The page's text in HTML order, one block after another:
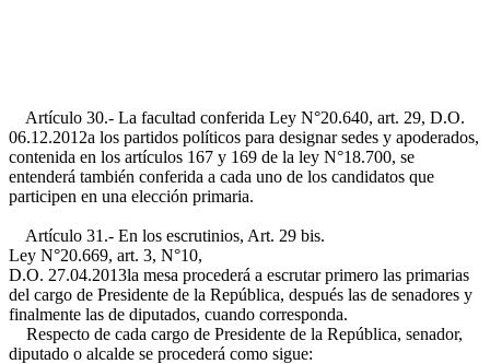
Artículo 30.- La facultad conferida Ley N°20.640, art. 29, D.O.
06.12.2012a los partidos políticos para designar sedes y apoderados,
contenida en los artículos 167 y 169 de la ley N°18.700, se
entenderá también conferida a cada uno de los candidatos que
participen en una elección primaria.
Artículo 31.- En los escrutinios, Art. 29 bis.
Ley N°20.669, art. 3, N°10,
D.O. 27.04.2013la mesa procederá a escrutar primero las primarias
del cargo de Presidente de la República, después las de senadores y
finalmente las de diputados, cuando corresponda.
Respecto de cada cargo de Presidente de la República, senador,
diputado o alcalde se procederá como sigue: